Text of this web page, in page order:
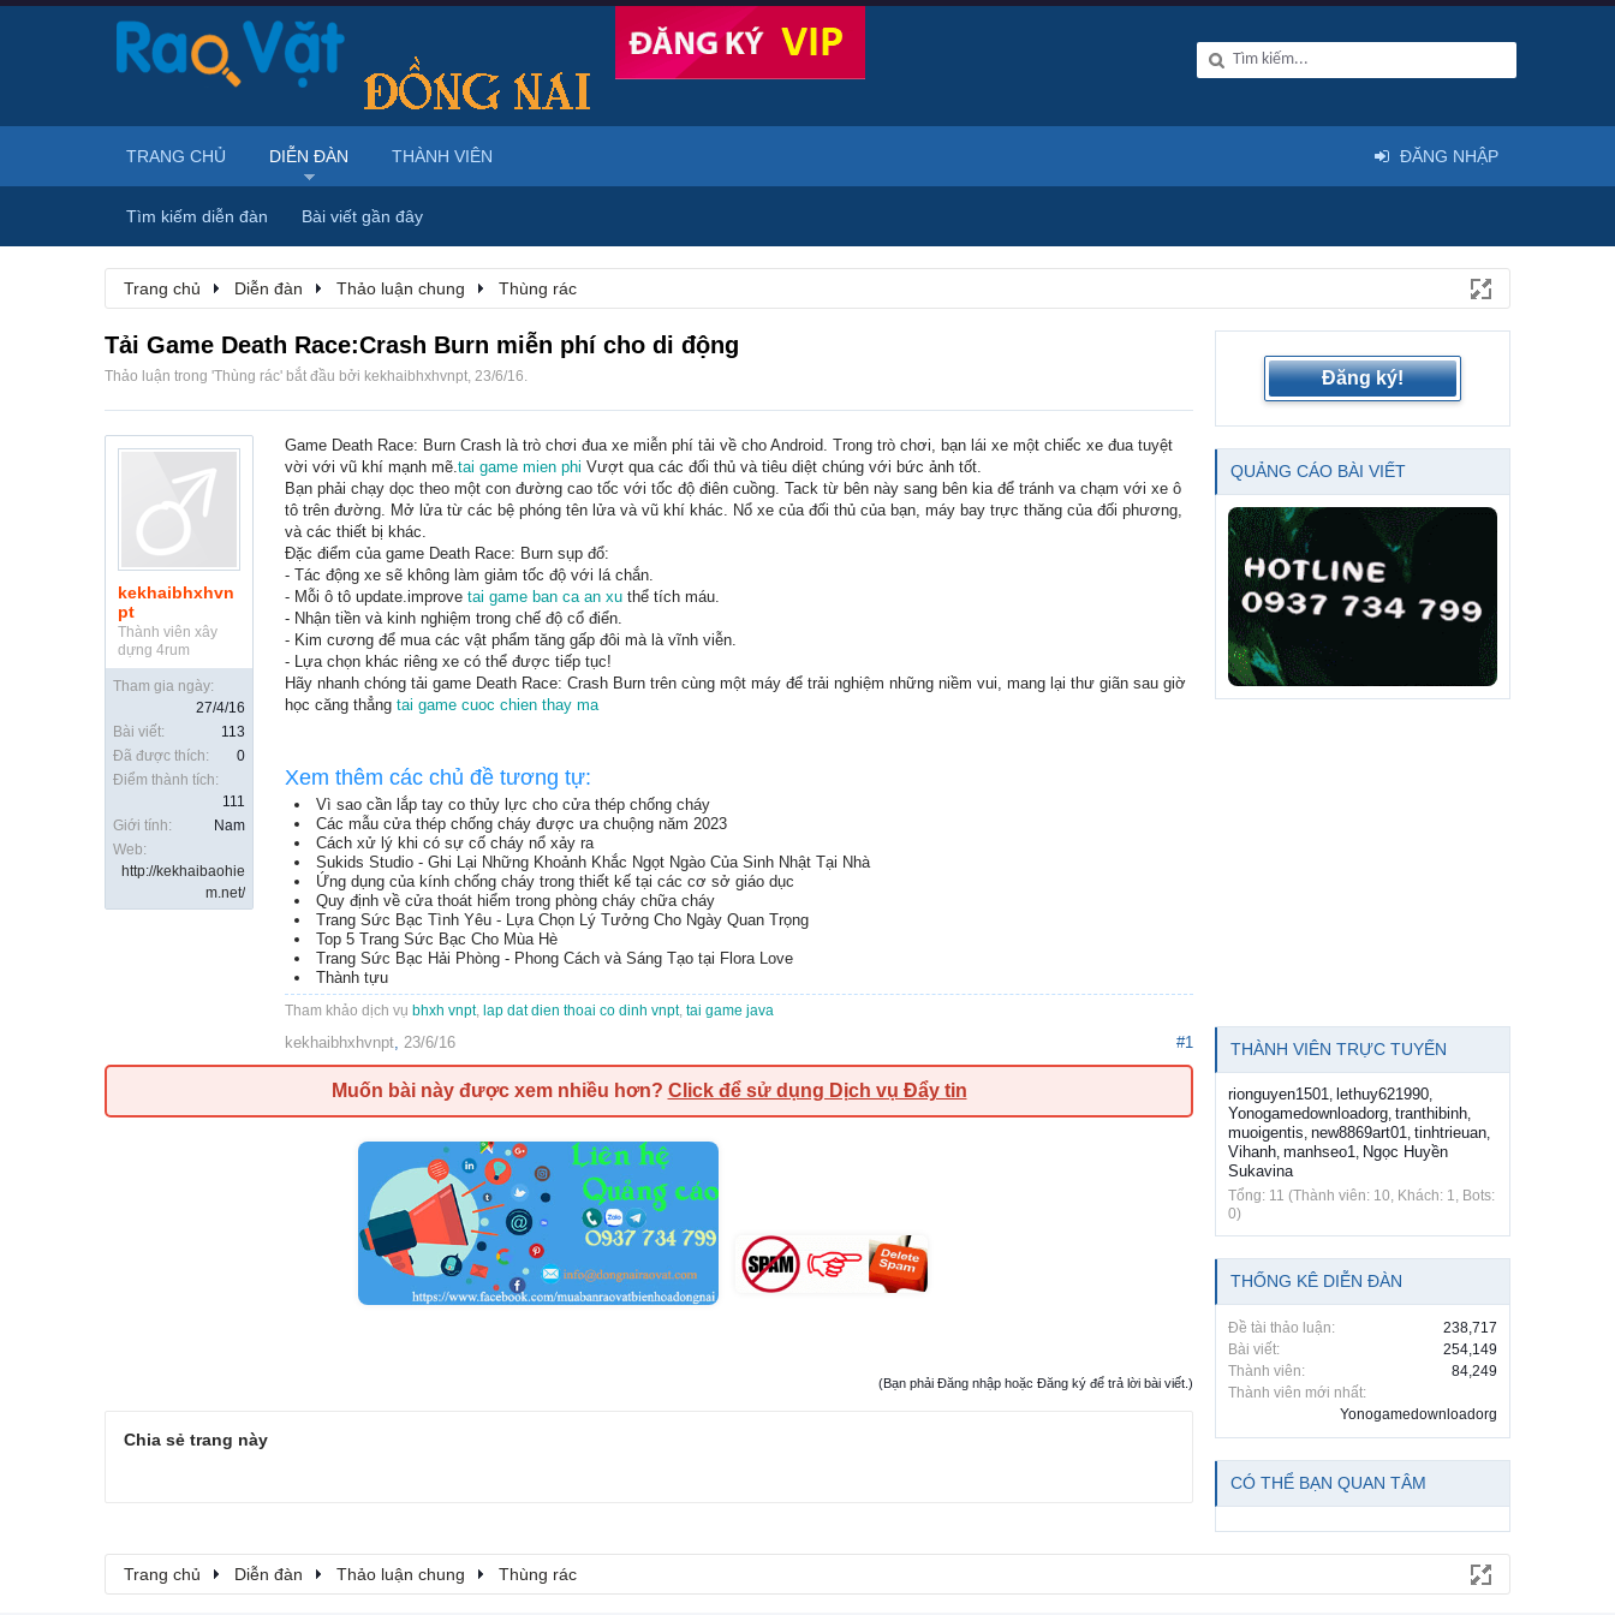
Trang chủ Diễn đàn Thảo luận chung Thùng rác
Tải Game Death Race:Crash Burn miễn phí cho di động
Thảo luận trong 'Thùng rác' bắt đầu bởi kekhaibhxhvnpt, 23/6/16.
kekhaibhxhvn
pt
Thành viên xây
dựng 4rum
Tham gia ngày:
27/4/16
Bài viết:
113
Đã được thích:
0
Điểm thành tích:
111
Giới tính:
Nam
Web:
http://kekhaibaohie
m.net/
Game Death Race: Burn Crash là trò chơi đua xe miễn phí tải về cho Android. Trong trò chơi, bạn lái xe một chiếc xe đua tuyệt
vời với vũ khí mạnh mẽ.tai game mien phi Vượt qua các đối thủ và tiêu diệt chúng với bức ảnh tốt.
Bạn phải chạy dọc theo một con đường cao tốc với tốc độ điên cuồng. Tack từ bên này sang bên kia để tránh va chạm với xe ô
tô trên đường. Mở lửa từ các bệ phóng tên lửa và vũ khí khác. Nổ xe của đối thủ của bạn, máy bay trực thăng của đối phương,
và các thiết bị khác.
Đặc điểm của game Death Race: Burn sụp đổ:
- Tác động xe sẽ không làm giảm tốc độ với lá chắn.
- Mỗi ô tô update.improve tai game ban ca an xu thể tích máu.
- Nhận tiền và kinh nghiệm trong chế độ cổ điển.
- Kim cương để mua các vật phẩm tăng gấp đôi mà là vĩnh viễn.
- Lựa chọn khác riêng xe có thể được tiếp tục!
Hãy nhanh chóng tải game Death Race: Crash Burn trên cùng một máy để trải nghiệm những niềm vui, mang lại thư giãn sau giờ
học căng thẳng tai game cuoc chien thay ma
Xem thêm các chủ đề tương tự:
Vì sao cần lắp tay co thủy lực cho cửa thép chống cháy
Các mẫu cửa thép chống cháy được ưa chuộng năm 2023
Cách xử lý khi có sự cố cháy nổ xảy ra
Sukids Studio - Ghi Lại Những Khoảnh Khắc Ngọt Ngào Của Sinh Nhật Tại Nhà
Ứng dụng của kính chống cháy trong thiết kế tại các cơ sở giáo dục
Quy định về cửa thoát hiểm trong phòng cháy chữa cháy
Trang Sức Bạc Tình Yêu - Lựa Chọn Lý Tưởng Cho Ngày Quan Trọng
Top 5 Trang Sức Bạc Cho Mùa Hè
Trang Sức Bạc Hải Phòng - Phong Cách và Sáng Tạo tại Flora Love
Thành tựu
Tham khảo dịch vụ bhxh vnpt, lap dat dien thoai co dinh vnpt, tai game java
kekhaibhxhvnpt, 23/6/16 #1
Muốn bài này được xem nhiều hơn? Click để sử dụng Dịch vụ Đẩy tin
(Bạn phải Đăng nhập hoặc Đăng ký để trả lời bài viết.)
Chia sẻ trang này
Đăng ký!
QUẢNG CÁO BÀI VIẾT
THÀNH VIÊN TRỰC TUYẾN
rionguyen1501, lethuy621990,
Yonogamedownloadorg, tranthibinh,
muoigentis, new8869art01, tinhtrieuan,
Vihanh, manhseo1, Ngọc Huyền
Sukavina
Tổng: 11 (Thành viên: 10, Khách: 1, Bots:
0)
THỐNG KÊ DIỄN ĐÀN
Đề tài thảo luận:
238,717
Bài viết:
254,149
Thành viên:
84,249
Thành viên mới nhất:
Yonogamedownloadorg
CÓ THỂ BẠN QUAN TÂM
Trang chủ Diễn đàn Thảo luận chung Thùng rác
TRANG CHỦ DIỄN ĐÀN
Tìm kiếm diễn đàn Bài viết gần đây
THÀNH VIÊN ĐĂNG NHẬP